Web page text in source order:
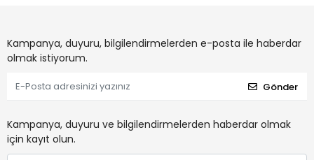
Kampanya, duyuru, bilgilendirmelerden e-posta ile haberdar
olmak istiyorum.
Gönder
Kampanya, duyuru ve bilgilendirmelerden haberdar olmak
için kayıt olun.